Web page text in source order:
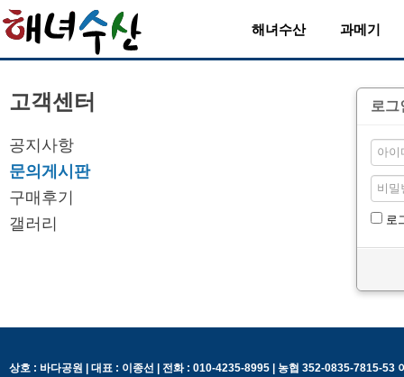
해녀수산 과메기
고객센터
공지사항
문의게시판
구매후기
갤러리
로그
로
상호 : 바다공원 | 대표 : 이종선 | 전화 : 010-4235-8995 | 농협 352-0835-7815-53